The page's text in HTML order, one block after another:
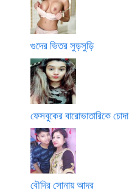
গুদের ভিতর সুড়সুড়ি
ফেসবুকের বারোভাতারিকে চোদা
বৌদির সোনায় আদর